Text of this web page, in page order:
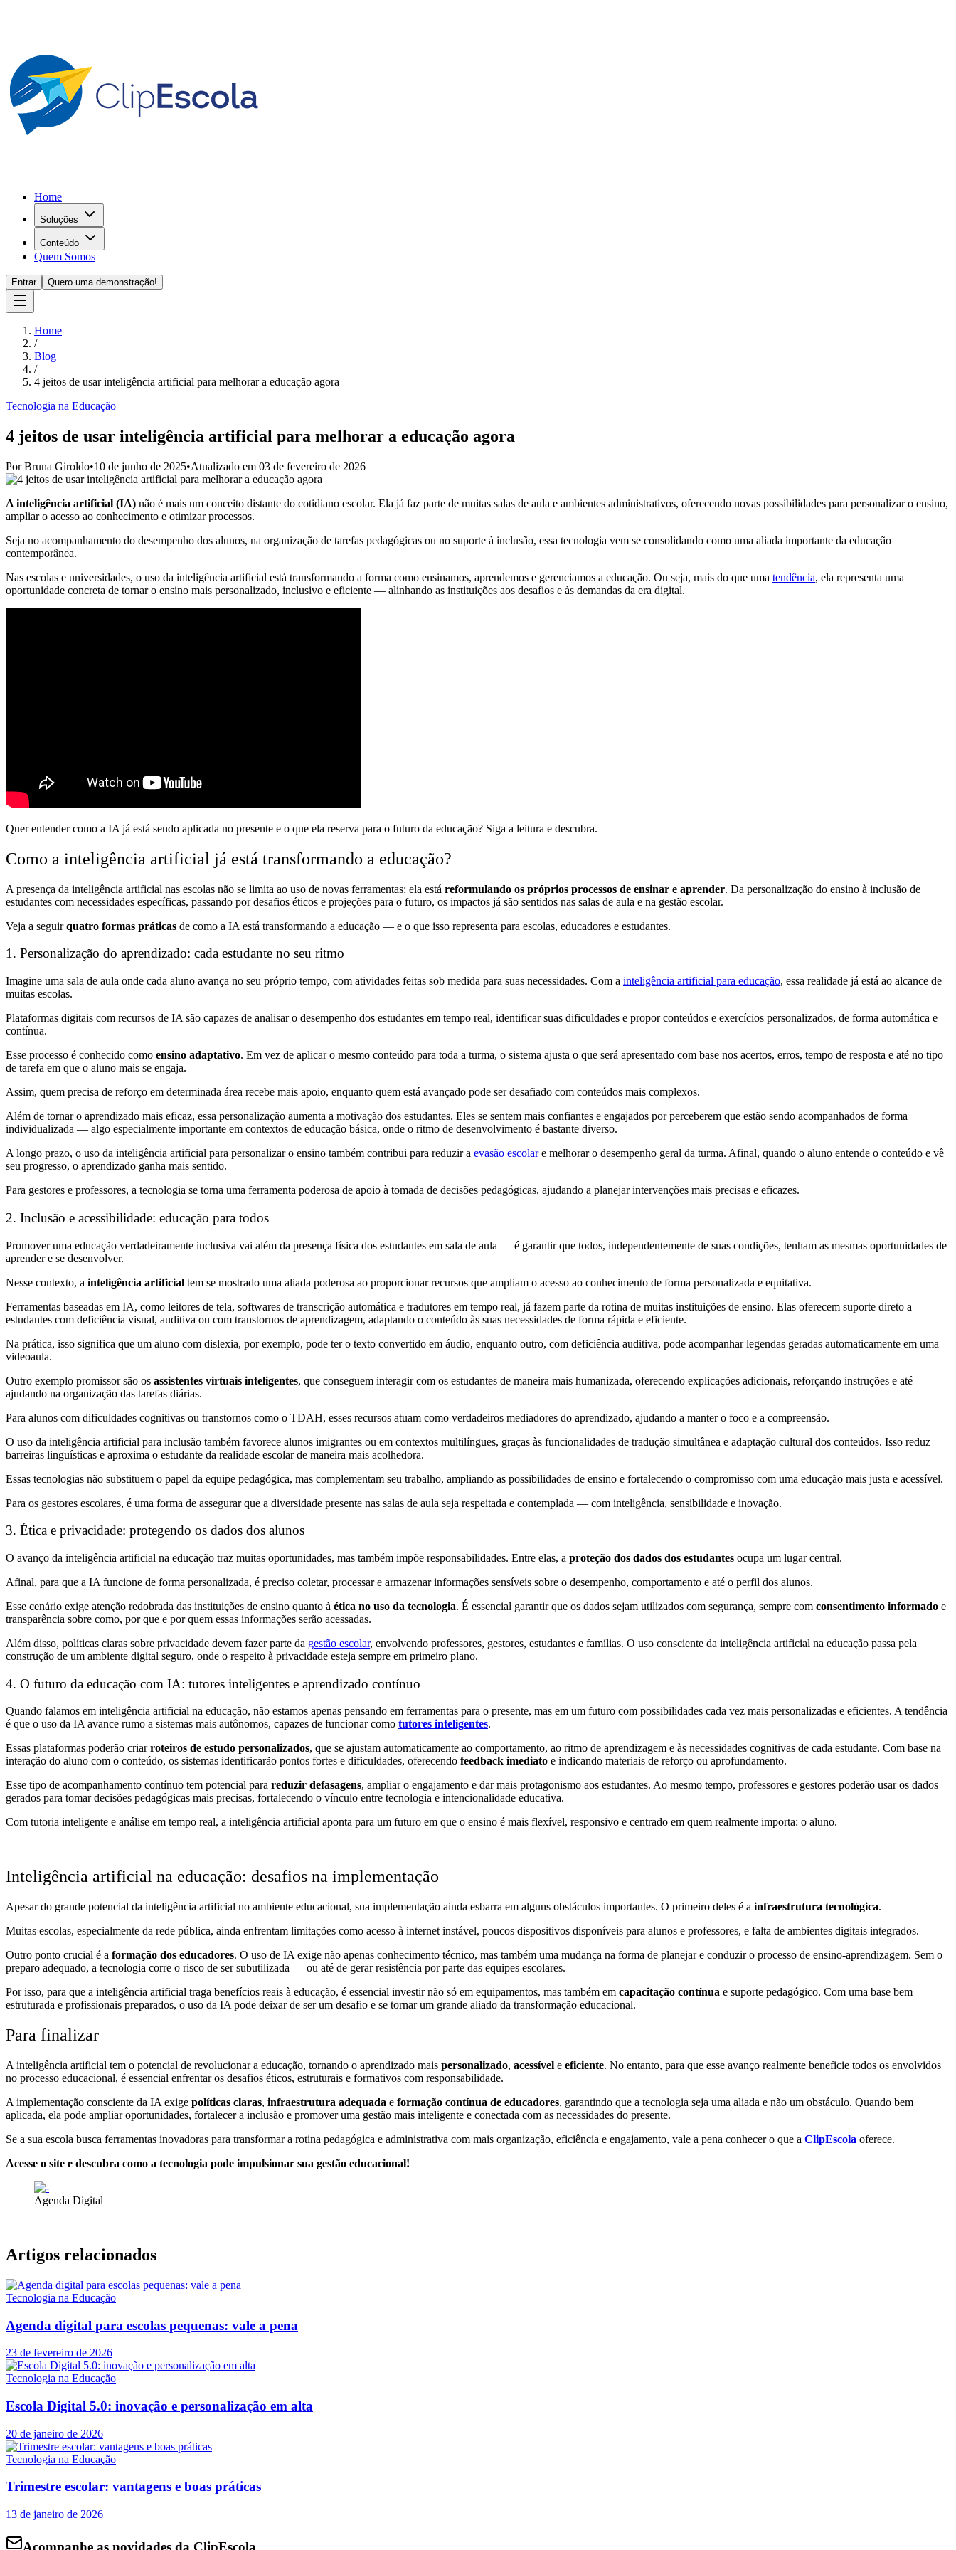
Home
Soluções
Conteúdo
Quem Somos
Entrar Quero uma demonstração!
Home
/
Blog
/
4 jeitos de usar inteligência artificial para melhorar a educação agora
Tecnologia na Educação
4 jeitos de usar inteligência artificial para melhorar a educação agora
PorBruna Giroldo•10 de junho de 2025•Atualizado em 03 de fevereiro de 2026
A inteligência artificial (IA) não é mais um conceito distante do cotidiano escolar. Ela já faz parte de muitas salas de aula e ambientes administrativos, oferecendo novas possibilidades para personalizar o ensino,
ampliar o acesso ao conhecimento e otimizar processos.
Seja no acompanhamento do desempenho dos alunos, na organização de tarefas pedagógicas ou no suporte à inclusão, essa tecnologia vem se consolidando como uma aliada importante da educação
contemporânea.
Nas escolas e universidades, o uso da inteligência artificial está transformando a forma como ensinamos, aprendemos e gerenciamos a educação. Ou seja, mais do que uma tendência, ela representa uma
oportunidade concreta de tornar o ensino mais personalizado, inclusivo e eficiente — alinhando as instituições aos desafios e às demandas da era digital.
Quer entender como a IA já está sendo aplicada no presente e o que ela reserva para o futuro da educação? Siga a leitura e descubra.
Como a inteligência artificial já está transformando a educação?
A presença da inteligência artificial nas escolas não se limita ao uso de novas ferramentas: ela está reformulando os próprios processos de ensinar e aprender. Da personalização do ensino à inclusão de
estudantes com necessidades específicas, passando por desafios éticos e projeções para o futuro, os impactos já são sentidos nas salas de aula e na gestão escolar.
Veja a seguirquatro formas práticas de como a IA está transformando a educação — e o que isso representa para escolas, educadores e estudantes.
1. Personalização do aprendizado: cada estudante no seu ritmo
Imagine uma sala de aula onde cada aluno avança no seu próprio tempo, com atividades feitas sob medida para suas necessidades. Com a inteligência artificial para educação, essa realidade já está ao alcance de
muitas escolas.
Plataformas digitais com recursos de IA são capazes de analisar o desempenho dos estudantes em tempo real, identificar suas dificuldades e propor conteúdos e exercícios personalizados, de forma automática e
contínua.
Esse processo é conhecido como ensino adaptativo. Em vez de aplicar o mesmo conteúdo para toda a turma, o sistema ajusta o que será apresentado com base nos acertos, erros, tempo de resposta e até no tipo
de tarefa em que o aluno mais se engaja.
Assim, quem precisa de reforço em determinada área recebe mais apoio, enquanto quem está avançado pode ser desafiado com conteúdos mais complexos.
Além de tornar o aprendizado mais eficaz, essa personalização aumenta a motivação dos estudantes. Eles se sentem mais confiantes e engajados por perceberem que estão sendo acompanhados de forma
individualizada — algo especialmente importante em contextos de educação básica, onde o ritmo de desenvolvimento é bastante diverso.
A longo prazo, o uso da inteligência artificial para personalizar o ensino também contribui para reduzir a evasão escolare melhorar o desempenho geral da turma. Afinal, quando o aluno entende o conteúdo e vê
seu progresso, o aprendizado ganha mais sentido.
Para gestores e professores, a tecnologia se torna uma ferramenta poderosa de apoio à tomada de decisões pedagógicas, ajudando a planejar intervenções mais precisas e eficazes.
2. Inclusão e acessibilidade: educação para todos
Promover uma educação verdadeiramente inclusiva vai além da presença física dos estudantes em sala de aula — é garantir que todos, independentemente de suas condições, tenham as mesmas oportunidades de
aprender e se desenvolver.
Nesse contexto, a inteligência artificial tem se mostrado uma aliada poderosa ao proporcionar recursos que ampliam o acesso ao conhecimento de forma personalizada e equitativa.
Ferramentas baseadas em IA, como leitores de tela, softwares de transcrição automática e tradutores em tempo real, já fazem parte da rotina de muitas instituições de ensino. Elas oferecem suporte direto a
estudantes com deficiência visual, auditiva ou com transtornos de aprendizagem, adaptando o conteúdo às suas necessidades de forma rápida e eficiente.
Na prática, isso significa que um aluno com dislexia, por exemplo, pode ter o texto convertido em áudio, enquanto outro, com deficiência auditiva, pode acompanhar legendas geradas automaticamente em uma
videoaula.
Outro exemplo promissor são os assistentes virtuais inteligentes, que conseguem interagir com os estudantes de maneira mais humanizada, oferecendo explicações adicionais, reforçando instruções e até
ajudando na organização das tarefas diárias.
Para alunos com dificuldades cognitivas ou transtornos como o TDAH, esses recursos atuam como verdadeiros mediadores do aprendizado, ajudando a manter o foco e a compreensão.
O uso da inteligência artificial para inclusão também favorece alunos imigrantes ou em contextos multilíngues, graças às funcionalidades de tradução simultânea e adaptação cultural dos conteúdos. Isso reduz
barreiras linguísticas e aproxima o estudante da realidade escolar de maneira mais acolhedora.
Essas tecnologias não substituem o papel da equipe pedagógica, mas complementam seu trabalho, ampliando as possibilidades de ensino e fortalecendo o compromisso com uma educação mais justa e acessível.
Para os gestores escolares, é uma forma de assegurar que a diversidade presente nas salas de aula seja respeitada e contemplada — com inteligência, sensibilidade e inovação.
3. Ética e privacidade: protegendo os dados dos alunos
O avanço da inteligência artificial na educação traz muitas oportunidades, mas também impõe responsabilidades. Entre elas, a proteção dos dados dos estudantes ocupa um lugar central.
Afinal, para que a IA funcione de forma personalizada, é preciso coletar, processar e armazenar informações sensíveis sobre o desempenho, comportamento e até o perfil dos alunos.
Esse cenário exige atenção redobrada das instituições de ensino quanto à ética no uso da tecnologia. É essencial garantir que os dados sejam utilizados com segurança, sempre com consentimento informado e
transparência sobre como, por que e por quem essas informações serão acessadas.
Além disso, políticas claras sobre privacidade devem fazer parte da gestão escolar, envolvendo professores, gestores, estudantes e famílias. O uso consciente da inteligência artificial na educação passa pela
construção de um ambiente digital seguro, onde o respeito à privacidade esteja sempre em primeiro plano.
4. O futuro da educação com IA: tutores inteligentes e aprendizado contínuo
Quando falamos em inteligência artificial na educação, não estamos apenas pensando em ferramentas para o presente, mas em um futuro com possibilidades cada vez mais personalizadas e eficientes. A tendência
é que o uso da IA avance rumo a sistemas mais autônomos, capazes de funcionar como tutores inteligentes.
Essas plataformas poderão criarroteiros de estudo personalizados, que se ajustam automaticamente ao comportamento, ao ritmo de aprendizagem e às necessidades cognitivas de cada estudante. Com base na
interação do aluno com o conteúdo, os sistemas identificarão pontos fortes e dificuldades, oferecendo feedback imediato e indicando materiais de reforço ou aprofundamento.
Esse tipo de acompanhamento contínuo tem potencial para reduzir defasagens, ampliar o engajamento e dar mais protagonismo aos estudantes. Ao mesmo tempo, professores e gestores poderão usar os dados
gerados para tomar decisões pedagógicas mais precisas, fortalecendo o vínculo entre tecnologia e intencionalidade educativa.
Com tutoria inteligente e análise em tempo real, a inteligência artificial aponta para um futuro em que o ensino é mais flexível, responsivo e centrado em quem realmente importa: o aluno.
Inteligência artificial na educação: desafios na implementação
Apesar do grande potencial da inteligência artificial no ambiente educacional, sua implementação ainda esbarra em alguns obstáculos importantes. O primeiro deles é a infraestrutura tecnológica.
Muitas escolas, especialmente da rede pública, ainda enfrentam limitações como acesso à internet instável, poucos dispositivos disponíveis para alunos e professores, e falta de ambientes digitais integrados.
Outro ponto crucial é a formação dos educadores. O uso de IA exige não apenas conhecimento técnico, mas também uma mudança na forma de planejar e conduzir o processo de ensino-aprendizagem. Sem o
preparo adequado, a tecnologia corre o risco de ser subutilizada — ou até de gerar resistência por parte das equipes escolares.
Por isso, para que a inteligência artificial traga benefícios reais à educação, é essencial investir não só em equipamentos, mas também em capacitação contínua e suporte pedagógico. Com uma base bem
estruturada e profissionais preparados, o uso da IA pode deixar de ser um desafio e se tornar um grande aliado da transformação educacional.
Para finalizar
A inteligência artificial tem o potencial de revolucionar a educação, tornando o aprendizado mais personalizado, acessível e eficiente. No entanto, para que esse avanço realmente beneficie todos os envolvidos
no processo educacional, é essencial enfrentar os desafios éticos, estruturais e formativos com responsabilidade.
A implementação consciente da IA exige políticas claras, infraestrutura adequada e formação contínua de educadores, garantindo que a tecnologia seja uma aliada e não um obstáculo. Quando bem
aplicada, ela pode ampliar oportunidades, fortalecer a inclusão e promover uma gestão mais inteligente e conectada com as necessidades do presente.
Se a sua escola busca ferramentas inovadoras para transformar a rotina pedagógica e administrativa com mais organização, eficiência e engajamento, vale a pena conhecer o que a ClipEscola oferece.
Acesse o site e descubra como a tecnologia pode impulsionar sua gestão educacional!
Agenda Digital
Artigos relacionados
Tecnologia na Educação
Agenda digital para escolas pequenas: vale a pena
23 de fevereiro de 2026
Tecnologia na Educação
Escola Digital 5.0: inovação e personalização em alta
20 de janeiro de 2026
Tecnologia na Educação
Trimestre escolar: vantagens e boas práticas
13 de janeiro de 2026
Acompanhe as novidades da ClipEscola